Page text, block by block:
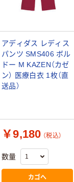
アディダス レディス
パンツ SMS406 ボル
ドー M KAZEN（カゼ
ン） 医療白衣 1枚（直
送品）
￥9,180 （税込）
数量
カゴへ